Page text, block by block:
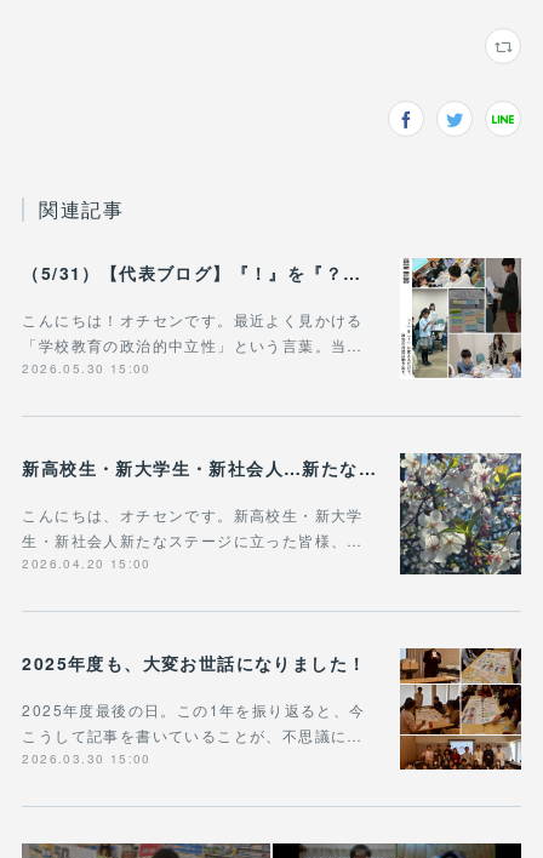
関連記事
（5/31）【代表ブログ】『！』を『？』に変えるだけで、 政治の対話は動き出す。 - 政治的中立は「状態」じゃなく「ふるまい」だ。
こんにちは！オチセンです。最近よく見かける
「学校教育の政治的中立性」という言葉。当…
2026.05.30 15:00
新高校生・新大学生・新社会人…新たなステージに立った皆様へ
こんにちは、オチセンです。新高校生・新大学
生・新社会人新たなステージに立った皆様、…
2026.04.20 15:00
2025年度も、大変お世話になりました！
2025年度最後の日。この1年を振り返ると、今
こうして記事を書いていることが、不思議に…
2026.03.30 15:00